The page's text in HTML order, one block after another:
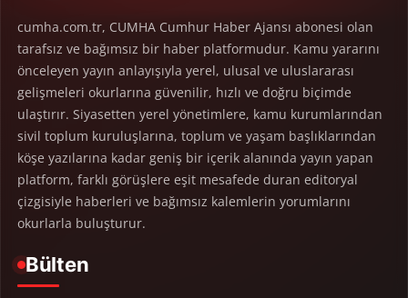
cumha.com.tr, CUMHA Cumhur Haber Ajansı abonesi olan
tarafsız ve bağımsız bir haber platformudur. Kamu yararını
önceleyen yayın anlayışıyla yerel, ulusal ve uluslararası
gelişmeleri okurlarına güvenilir, hızlı ve doğru biçimde
ulaştırır. Siyasetten yerel yönetimlere, kamu kurumlarından
sivil toplum kuruluşlarına, toplum ve yaşam başlıklarından
köşe yazılarına kadar geniş bir içerik alanında yayın yapan
platform, farklı görüşlere eşit mesafede duran editoryal
çizgisiyle haberleri ve bağımsız kalemlerin yorumlarını
okurlarla buluşturur.
Bülten